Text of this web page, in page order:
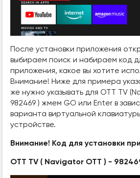
После установки приложения
выбираем поиск и набираем код
приложения, какое вы хотите
Внимание! Ниже для примера
же нужно указывать для OTT TV
982469 ) жмем GO или Enter в
варианта виртуальной
устройстве.
Внимание! Код для установки
OTT TV ( Navigator OTT ) -